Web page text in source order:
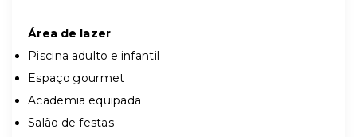
Área de lazer
Piscina adulto e infantil
Espaço gourmet
Academia equipada
Salão de festas